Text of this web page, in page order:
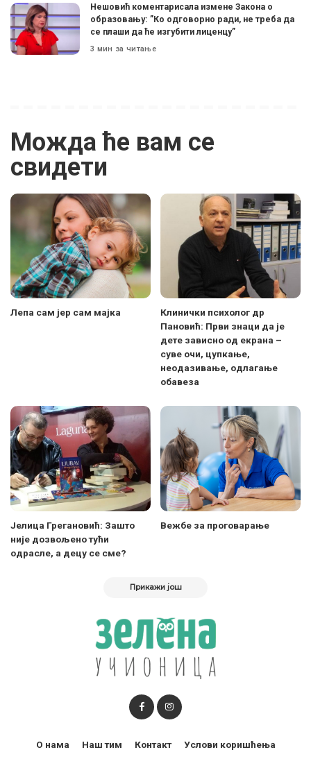
Нешовић коментарисала измене Закона о
образовању: ”Ко одговорно ради, не треба да
се плаши да ће изгубити лиценцу”
3 мин за читање
Можда ће вам се
свидети
Лепа сам јер сам мајка
Клинички психолог др
Пановић: Први знаци да је
дете зависно од екрана –
суве очи, цупкање,
неодазивање, одлагање
обавеза
Јелица Грегановић: Зашто
није дозвољено тући
одрасле, а децу се сме?
Вежбе за проговарање
Прикажи још
О нама Наш тим Контакт Услови коришћења